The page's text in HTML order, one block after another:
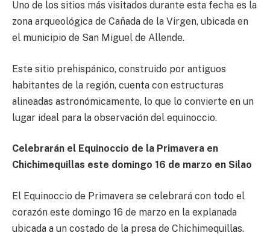
Uno de los sitios más visitados durante esta fecha es la
zona arqueológica de Cañada de la Virgen, ubicada en
el municipio de San Miguel de Allende.
Este sitio prehispánico, construido por antiguos
habitantes de la región, cuenta con estructuras
alineadas astronómicamente, lo que lo convierte en un
lugar ideal para la observación del equinoccio.
Celebrarán el Equinoccio de la Primavera en
Chichimequillas este domingo 16 de marzo en Silao
El Equinoccio de Primavera se celebrará con todo el
corazón este domingo 16 de marzo en la explanada
ubicada a un costado de la presa de Chichimequillas.